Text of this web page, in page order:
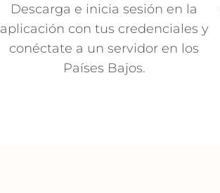
Descarga e inicia sesión en la
aplicación con tus credenciales y
conéctate a un servidor en los
Países Bajos.